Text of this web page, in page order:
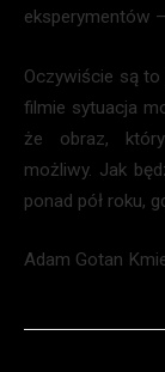
eksperymentów
Oczywiście są to
filmie sytuacja
że obraz,
możliwy. Jak
ponad pół roku,
Adam Gotan